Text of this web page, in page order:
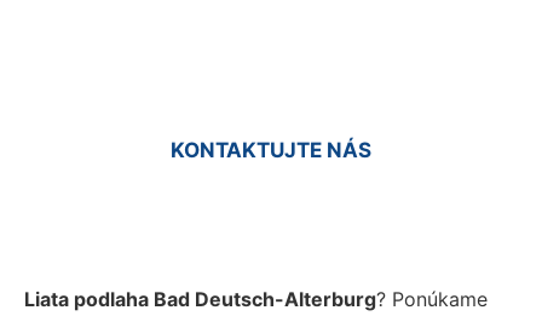
KONTAKTUJTE NÁS
Liata podlaha Bad Deutsch-Alterburg? Ponúkame